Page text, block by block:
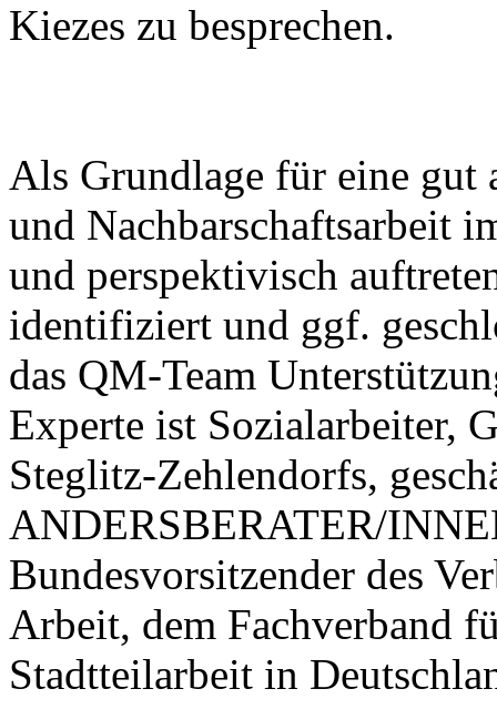
Kiezes zu besprechen.
Als Grundlage für eine gut
und Nachbarschaftsarbeit
und perspektivisch
identifiziert und ggf.
das QM-Team
Experte ist Sozialarbeiter,
Steglitz-Zehlendorfs,
ANDERSBERATER/
Bundesvorsitzender des
Arbeit, dem Fachverband
Stadtteilarbeit in